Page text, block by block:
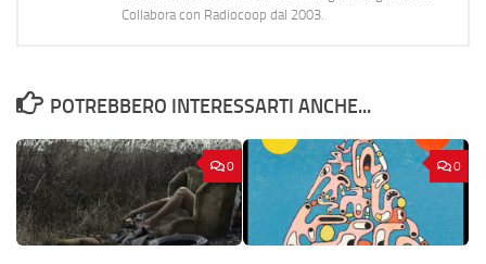
Collabora con Radiocoop dal 2003.
POTREBBERO INTERESSARTI ANCHE...
0 0